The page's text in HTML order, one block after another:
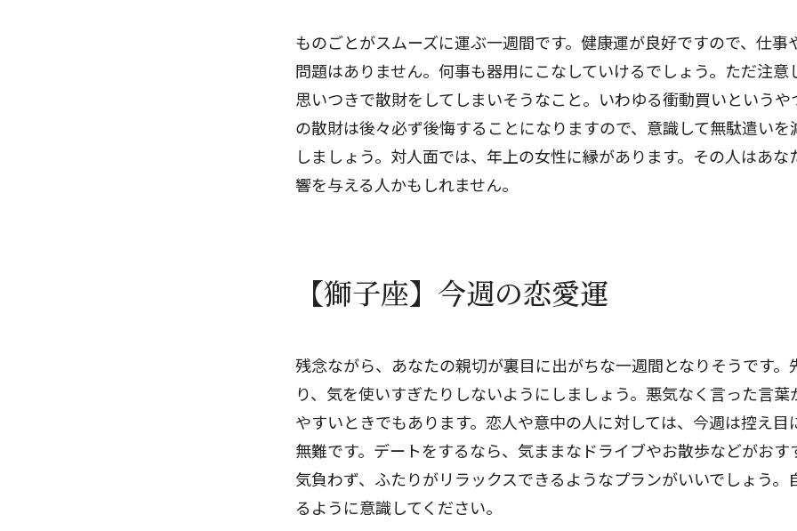
ものごとがスムーズに運ぶ一週間です。健康運が良好ですので、仕事
問題はありません。何事も器用にこなしていけるでしょう。ただ注意
思いつきで散財をしてしまいそうなこと。いわゆる衝動買いというや
の散財は後々必ず後悔することになりますので、意識して無駄遣いを
しましょう。対人面では、年上の女性に縁があります。その人はあな
響を与える人かもしれません。
【獅子座】今週の恋愛運
残念ながら、あなたの親切が裏目に出がちな一週間となりそうです。
り、気を使いすぎたりしないようにしましょう。悪気なく言った言葉
やすいときでもあります。恋人や意中の人に対しては、今週は控え目
無難です。デートをするなら、気ままなドライブやお散歩などがおす
気負わず、ふたりがリラックスできるようなプランがいいでしょう。
るように意識してください。